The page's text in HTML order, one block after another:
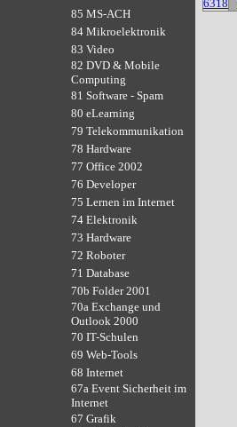
85 MS-ACH
84 Mikroelektronik
83 Video
82 DVD & Mobile
Computing
81 Software - Spam
80 eLearning
79 Telekommunikation
78 Hardware
77 Office 2002
76 Developer
75 Lernen im Internet
74 Elektronik
73 Hardware
72 Roboter
71 Database
70b Folder 2001
70a Exchange und
Outlook 2000
70 IT-Schulen
69 Web-Tools
68 Internet
67a Event Sicherheit im
Internet
67 Grafik
6318